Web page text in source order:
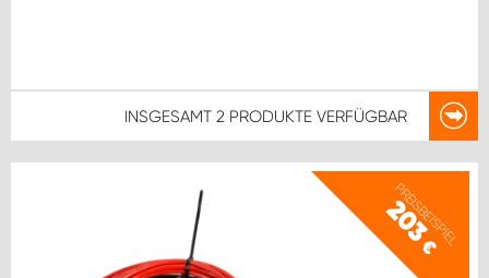
INSGESAMT 2 PRODUKTE VERFÜGBAR
PREISBEISPIEL
203
€